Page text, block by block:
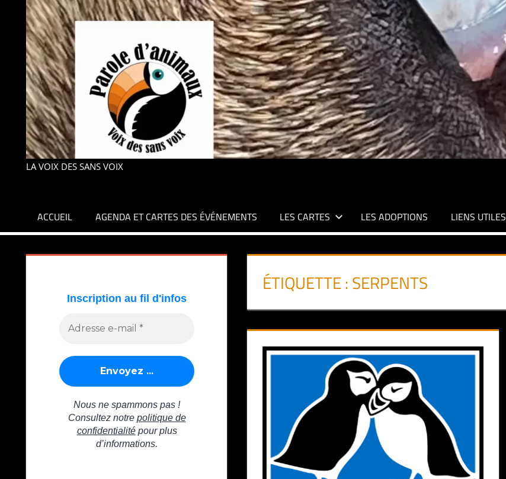
LA VOIX DES SANS VOIX
ACCUEIL AGENDA ET CARTES DES ÉVÉNEMENTS LES CARTES LES ADOPTIONS LIENS UTILES
ÉTIQUETTE :SERPENTS